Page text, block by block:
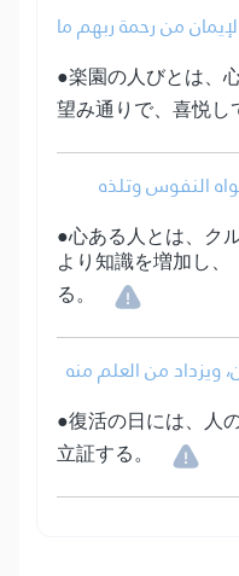
من رحمة ربهم ما
●楽園の人びとは、
望み通りで、喜悦し
النفوس وتلذه
●心ある人とは、ク
より知識を増加し
る。
ويزداد من العلم منه
●復活の日には、人
立証する。